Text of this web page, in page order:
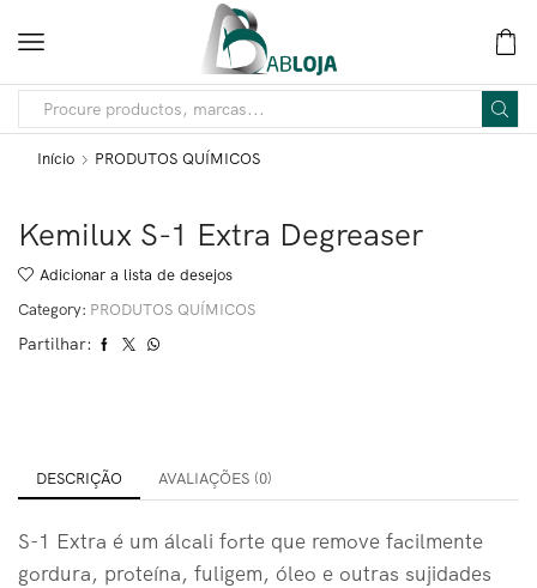
Início PRODUTOS QUÍMICOS
Kemilux S-1 Extra Degreaser
Adicionar a lista de desejos
Category: PRODUTOS QUÍMICOS
Partilhar:
DESCRIÇÃO AVALIAÇÕES (0)
S-1 Extra é um álcali forte que remove facilmente
gordura, proteína, fuligem, óleo e outras sujidades